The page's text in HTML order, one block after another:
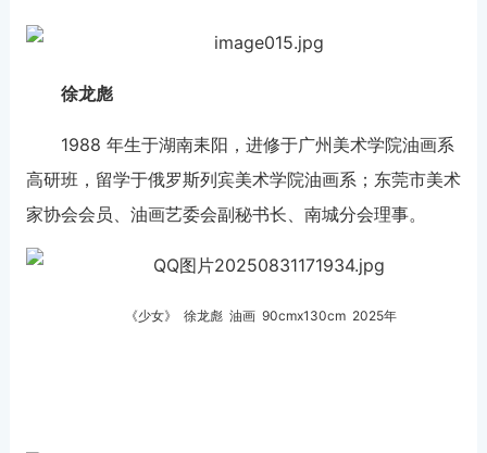
徐龙彪
1988 年生于湖南耒阳，进修于广州美术学院油画系
高研班，留学于俄罗斯列宾美术学院油画系；东莞市美术
家协会会员、油画艺委会副秘书长、南城分会理事。
《少女》 徐龙彪 油画 90cmx130cm 2025年